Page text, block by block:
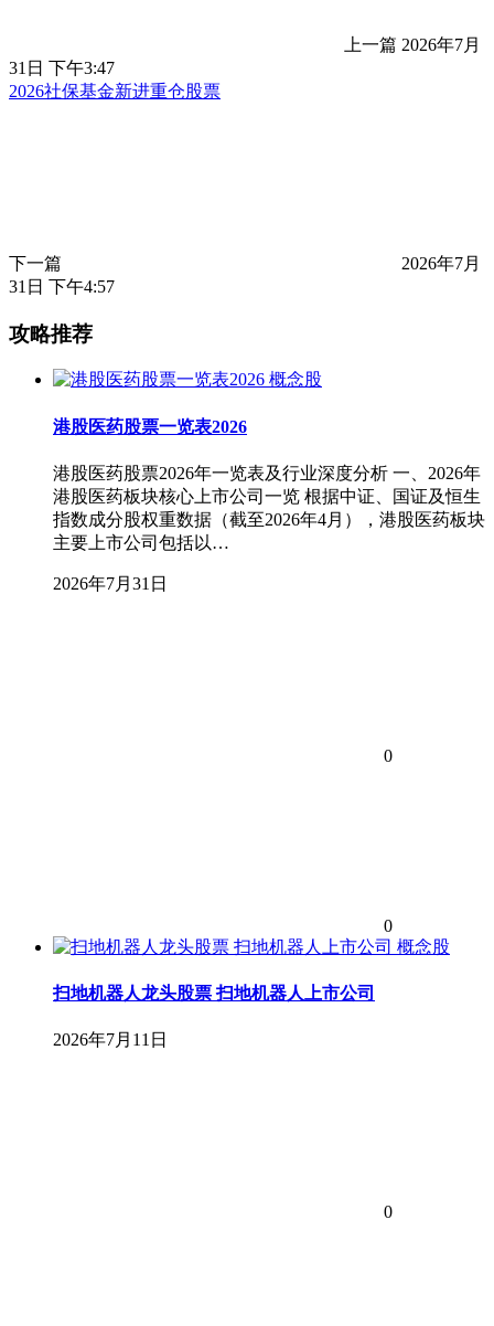
上一篇 2026年7月
31日 下午3:47
2026社保基金新进重仓股票
下一篇
2026年7月
31日 下午4:57
攻略推荐
概念股
港股医药股票一览表2026
港股医药股票2026年一览表及行业深度分析 一、2026年
港股医药板块核心上市公司一览 根据中证、国证及恒生
指数成分股权重数据（截至2026年4月），港股医药板块
主要上市公司包括以…
2026年7月31日
0
0
概念股
扫地机器人龙头股票 扫地机器人上市公司
2026年7月11日
0